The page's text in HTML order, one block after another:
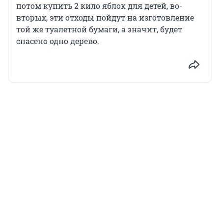
потом купить 2 кило яблок для детей, во-
вторых, эти отходы пойдут на изготовление
той же туалетной бумаги, а значит, будет
спасено одно дерево.